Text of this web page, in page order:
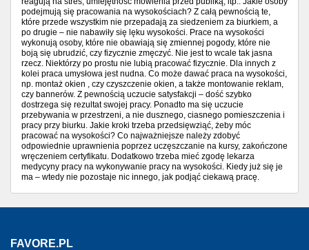
podejmują się pracowania na wysokościach? Z całą pewnością te,
które przede wszystkim nie przepadają za siedzeniem za biurkiem, a
po drugie – nie nabawiły się lęku wysokości. Prace na wysokości
wykonują osoby, które nie obawiają się zmiennej pogody, które nie
boją się ubrudzić, czy fizycznie zmęczyć. Nie jest to wcale tak jasna
rzecz. Niektórzy po prostu nie lubią pracować fizycznie. Dla innych z
kolei praca umysłowa jest nudna. Co może dawać praca na wysokości,
np. montaż okien , czy czyszczenie okien, a także montowanie reklam,
czy bannerów. Z pewnością uczucie satysfakcji – dość szybko
dostrzega się rezultat swojej pracy. Ponadto ma się uczucie
przebywania w przestrzeni, a nie dusznego, ciasnego pomieszczenia i
pracy przy biurku. Jakie kroki trzeba przedsięwziąć, żeby móc
pracować na wysokości? Co najważniejsze należy zdobyć
odpowiednie uprawnienia poprzez uczęszczanie na kursy, zakończone
wręczeniem certyfikatu. Dodatkowo trzeba mieć zgodę lekarza
medycyny pracy na wykonywanie pracy na wysokości. Kiedy już się je
ma – wtedy nie pozostaje nic innego, jak podjąć ciekawą pracę.
FAVORE.PL